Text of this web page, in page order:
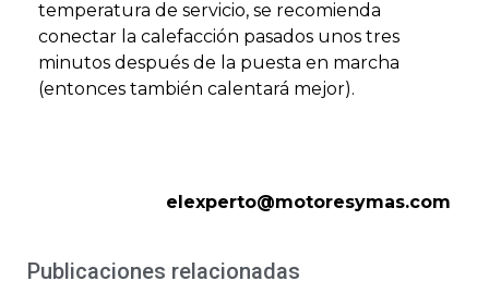
temperatura de servicio, se recomienda
conectar la calefacción pasados unos tres
minutos después de la puesta en marcha
(entonces también calentará mejor).
elexperto@motoresymas.com
Publicaciones relacionadas